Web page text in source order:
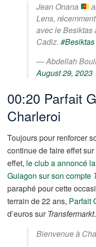
Jean Onana
Lens,
avec le Besiktas
Cadiz. #Besiktas
— Abdellah
August 29, 2023
00:20 Parfait
Charleroi
Toujours pour renforcer
continue de faire effet
effet, le club a annoncé
Guiagon sur son compte
paraphé pour cette
terrain de 22 ans, Parfait
d’euros sur Transfermarkt.
Bienvenue à